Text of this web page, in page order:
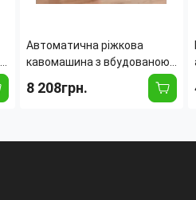
Автоматична ріжкова
кавомашина з вбудованою
кавомолкою Zepline ZP-
6807 (1500 Вт, 20 барів, 2.6
8 208грн.